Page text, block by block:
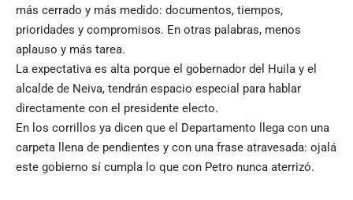
más cerrado y más medido: documentos, tiempos,
prioridades y compromisos. En otras palabras, menos
aplauso y más tarea.
La expectativa es alta porque el gobernador del Huila y el
alcalde de Neiva, tendrán espacio especial para hablar
directamente con el presidente electo.
En los corrillos ya dicen que el Departamento llega con una
carpeta llena de pendientes y con una frase atravesada: ojalá
este gobierno sí cumpla lo que con Petro nunca aterrizó.